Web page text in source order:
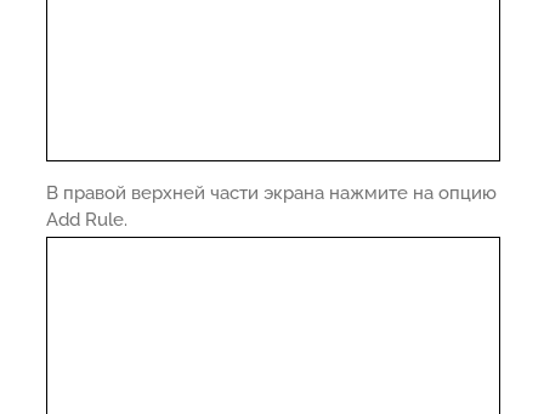
В правой верхней части экрана нажмите на опцию
Add Rule.